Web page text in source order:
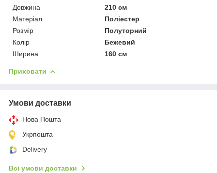
Довжина
210 см
Матеріал
Поліестер
Розмір
Полуторний
Колір
Бежевий
Ширина
160 см
Приховати
Умови доставки
Нова Пошта
Укрпошта
Delivery
Всі умови доставки